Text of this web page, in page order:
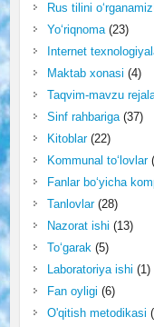
Rus tilini
Yo‘riqnoma(23)
Internet
Maktab xonasi (4)
Taqvim-mavzu
Sinf rahbariga(37)
Kitoblar(22)
Kommunal to‘lovlar
Fanlar bo‘yicha
Tanlovlar(28)
Nazorat ishi (13)
To‘garak(5)
Laboratoriya ishi (1)
Fan oyligi (6)
O'qitish metodikasi